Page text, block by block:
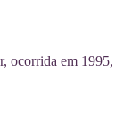
ocorrida em